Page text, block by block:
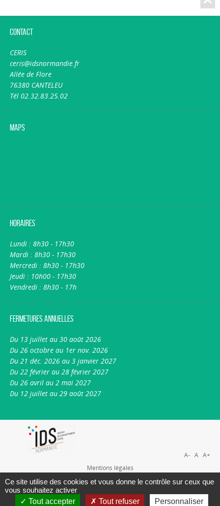
Contact
CERIS
ceris@idsnormandie.fr
Allée de Flore
76380 CANTELEU
Tél 02.32.83.25.02
Maps
Horaires
Lundi : 8h30 - 17h30
Mardi : 8h30 - 17h30
Mercredi : 8h30 - 17h30
Jeudi : 10h00 - 17h30
Vendredi : 8h30 - 17h
Fermetures annuelles
Du 13 juillet au 30 août 2026
Du 26 octobre au 1er nov. 2026
Du 21 déc. 2026 au 3 janvier 2027
Du 22 février au 28 février 2027
Du 26 avril au 2 mai 2027
Du 12 juillet au 29 août 2027
Mentions légales
Plan du site
Nous contacter
A- A A+
Ce site utilise des cookies et vous donne le contrôle sur ceux que
vous souhaitez activer
Tout accepter
Tout refuser Personnaliser